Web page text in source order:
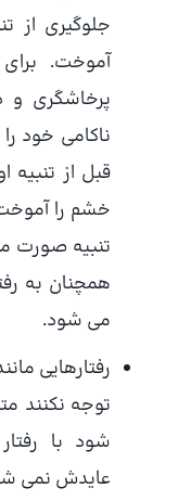
جلوگیری از
آموخت.
پرخاشگری و
ناکامی خود
قبل از تنبیه
خشم را
تنبیه صورت
همچنان به
می شود.
رفتارهایی
توجه نکنند
شود با
عایدش نمی